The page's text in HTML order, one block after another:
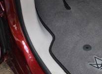
браузером.
и т.д. Если
согласие